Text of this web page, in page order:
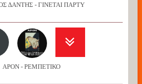
ΔΑΝΤΗΣ - ΓΙΝΕΤΑΙ ΠΑΡΤΥ
APON - ΡΕΜΠΕΤΙΚΟ